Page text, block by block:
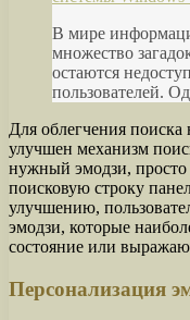
В мире
множество
остаются
пользователей.
Для облегчения
улучшен механизм
нужный эмодзи,
поисковую строку
улучшению,
эмодзи, которые
состояние или
Персонализация